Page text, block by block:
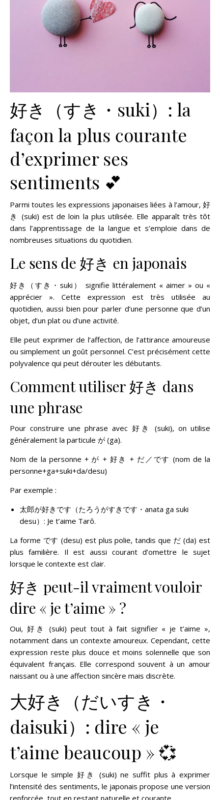
好き（すき・suki）: la
façon la plus courante
d’exprimer ses
sentiments 💕
Parmi toutes les expressions japonaises liées à l’amour, 好
き (suki) est de loin la plus utilisée. Elle apparaît très tôt
dans l’apprentissage de la langue et s’emploie dans de
nombreuses situations du quotidien.
Le sens de 好き en japonais
好き（すき・suki） signifie littéralement « aimer » ou «
apprécier ». Cette expression est très utilisée au
quotidien, aussi bien pour parler d’une personne que d’un
objet, d’un plat ou d’une activité.
Elle peut exprimer de l’affection, de l’attirance amoureuse
ou simplement un goût personnel. C’est précisément cette
polyvalence qui peut dérouter les débutants.
Comment utiliser 好き dans
une phrase
Pour construire une phrase avec 好き (suki), on utilise
généralement la particule が (ga).
Nom de la personne + が + 好き + だ／です (nom de la
personne+ga+suki+da/desu)
Par exemple :
太郎が好きです（たろうがすきです・anata ga suki
desu）: Je t’aime Tarô.
La forme です (desu) est plus polie, tandis que だ (da) est
plus familière. Il est aussi courant d’omettre le sujet
lorsque le contexte est clair.
好き peut-il vraiment vouloir
dire « je t’aime » ?
Oui, 好き (suki) peut tout à fait signifier « je t’aime »,
notamment dans un contexte amoureux. Cependant, cette
expression reste plus douce et moins solennelle que son
équivalent français. Elle correspond souvent à un amour
naissant ou à une affection sincère mais discrète.
大好き（だいすき・
daisuki）: dire « je
t’aime beaucoup » 💞
Lorsque le simple 好き (suki) ne suffit plus à exprimer
l’intensité des sentiments, le japonais propose une version